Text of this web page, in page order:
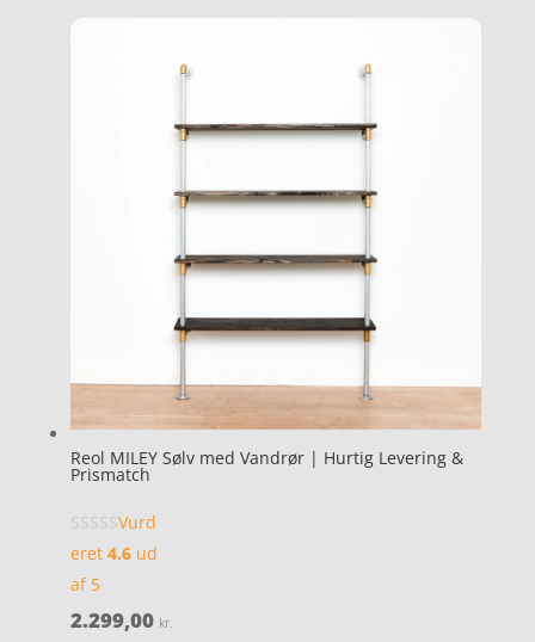
Reol MILEY Sølv med Vandrør | Hurtig Levering &
Prismatch
Vurd
eret 4.6ud
af 5
2.299,00 kr.